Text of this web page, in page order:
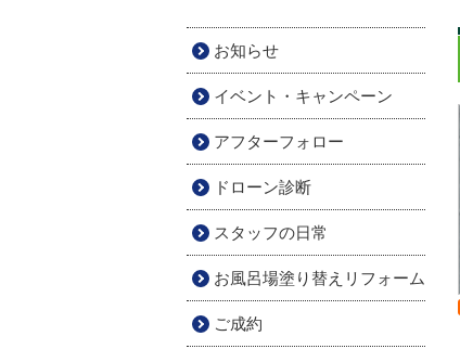
お知らせ
イベント・キャンペーン
アフターフォロー
ドローン診断
スタッフの日常
お風呂場塗り替えリフォーム
ご成約